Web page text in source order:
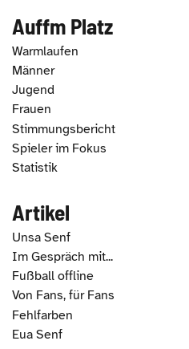
Auffm Platz
Warmlaufen
Männer
Jugend
Frauen
Stimmungsbericht
Spieler im Fokus
Statistik
Artikel
Unsa Senf
Im Gespräch mit...
Fußball offline
Von Fans, für Fans
Fehlfarben
Eua Senf